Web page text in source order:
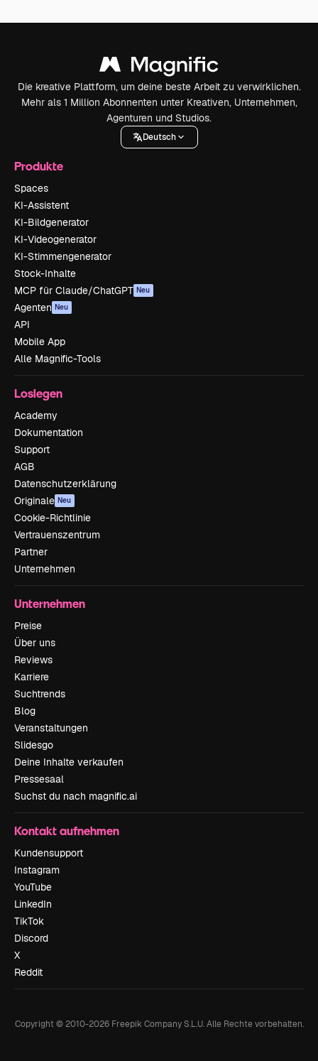
Die kreative Plattform, um deine beste Arbeit zu verwirklichen.
Mehr als 1 Million Abonnenten unter Kreativen, Unternehmen,
Agenturen und Studios.
Deutsch
Produkte
Spaces
KI-Assistent
KI-Bildgenerator
KI-Videogenerator
KI-Stimmengenerator
Stock-Inhalte
MCP für Claude/ChatGPT Neu
Agenten Neu
API
Mobile App
Alle Magnific-Tools
Loslegen
Academy
Dokumentation
Support
AGB
Datenschutzerklärung
Originale Neu
Cookie-Richtlinie
Vertrauenszentrum
Partner
Unternehmen
Unternehmen
Preise
Über uns
Reviews
Karriere
Suchtrends
Blog
Veranstaltungen
Slidesgo
Deine Inhalte verkaufen
Pressesaal
Suchst du nach magnific.ai
Kontakt aufnehmen
Kundensupport
Instagram
YouTube
LinkedIn
TikTok
Discord
X
Reddit
Copyright © 2010-2026Freepik Company S.L.U. Alle Rechte vorbehalten.